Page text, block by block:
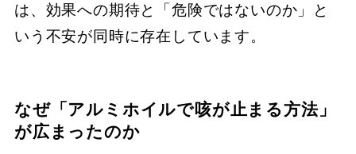
は、効果への期待と「危険ではないのか」と
いう不安が同時に存在しています。
なぜ「アルミホイルで咳が止まる方法」
が広まったのか